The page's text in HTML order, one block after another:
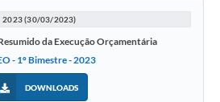
2023 (30/03/2023)
da Execução Orçamentária
- 1º Bimestre - 2023
DOWNLOADS